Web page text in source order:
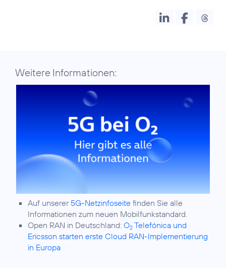
Weitere Informationen:
Auf unserer 5G-Netzinfoseite finden Sie alle
Informationen zum neuen Mobilfunkstandard.
Open RAN in Deutschland: O2 Telefónica und
Ericsson starten erste Cloud RAN-Implementierung
in Europa